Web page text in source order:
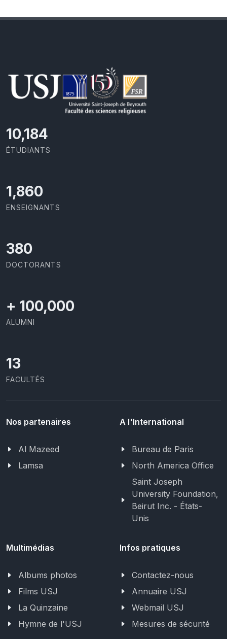
10,801
ÉTUDIANTS
1,973
ENSEIGNANTS
403
DOCTORANTS
+ 100,000
ALUMNI
13
FACULTÉS
Nos partenaires
Al Mazeed
Lamsa
A l'International
Bureau de Paris
North America Office
Saint Joseph
University Foundation,
Beirut Inc. - États-
Unis
Multimédias
Albums photos
Films USJ
La Quinzaine
Hymne de l'USJ
Infos pratiques
Contactez-nous
Annuaire USJ
Webmail USJ
Mesures de sécurité